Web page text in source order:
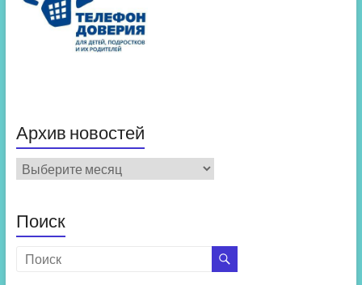
Архив новостей
Архив
новостей
Поиск